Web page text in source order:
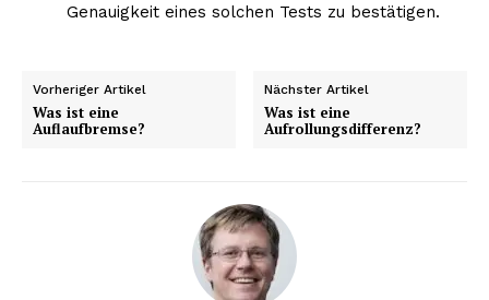
Genauigkeit eines solchen Tests zu bestätigen.
Vorheriger Artikel
Was ist eine
Auflaufbremse?
Nächster Artikel
Was ist eine
Aufrollungsdifferenz?